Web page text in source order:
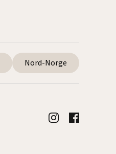
Nord-Norge